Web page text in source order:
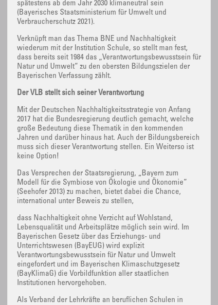
spätestens ab dem Jahr 2030 klimaneutral sein
(Bayerisches Staatsministerium für Umwelt und
Verbraucherschutz 2021).
Verknüpft man das Thema BNE und Nachhaltigkeit
wiederum mit der Institution Schule, so stellt man fest,
dass bereits seit 1984 das „Verantwortungsbewusstsein für
Natur und Umwelt“ zu den obersten Bildungszielen der
Bayerischen Verfassung zählt.
Der VLB stellt sich seiner Verantwortung
Mit der Deutschen Nachhaltigkeitsstrategie von Anfang
2017 hat die Bundesregierung deutlich gemacht, welche
große Bedeutung diese Thematik in den kommenden
Jahren und darüber hinaus hat. Auch der Bildungsbereich
muss sich dieser Verantwortung stellen. Ein Weiterso ist
keine Option!
Das Versprechen der Staatsregierung, „Bayern zum
Modell für die Symbiose von Ökologie und Ökonomie“
(Seehofer 2013) zu machen, bietet dabei die Chance,
international unter Beweis zu stellen,
dass Nachhaltigkeit ohne Verzicht auf Wohlstand,
Lebensqualität und Arbeitsplätze möglich sein wird. Im
Bayerischen Gesetz über das Erziehungs- und
Unterrichtswesen (BayEUG) wird explizit
Verantwortungsbewusstsein für Natur und Umwelt
eingefordert und im Bayerischen Klimaschutzgesetz
(BayKlimaG) die Vorbildfunktion aller staatlichen
Institutionen hervorgehoben.
Als Verband der Lehrkräfte an beruflichen Schulen in